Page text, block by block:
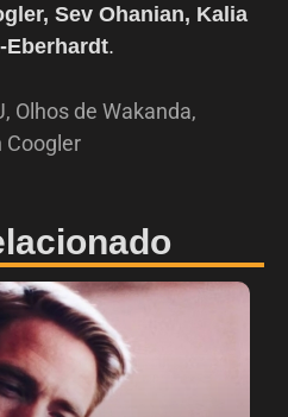
Sev Ohanian, Kalia
Eberhardt.
, Olhos de Wakanda,
Coogler